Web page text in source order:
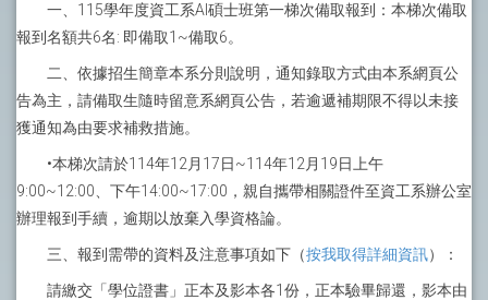
一、115學年度資工系AI碩士班第一梯次備取報到：本梯次備取
報到名額共6名: 即備取1~備取6。
二、依據招生簡章本系分則說明，通知錄取方式由本系網頁公
告為主，請備取生隨時留意系網頁公告，若逾遞補期限不得以未接
獲通知為由要求補救措施。
•本梯次請於114年12月17日~114年12月19日上午
9:00~12:00、下午14:00~17:00，親自攜帶相關證件至資工系辦公室
辦理報到手續，逾期以放棄入學資格論。
三、報到需帶的資料及注意事項如下（按我取得詳細資訊）：
請繳交「學位證書」正本及影本各1份，正本驗畢歸還，影本由